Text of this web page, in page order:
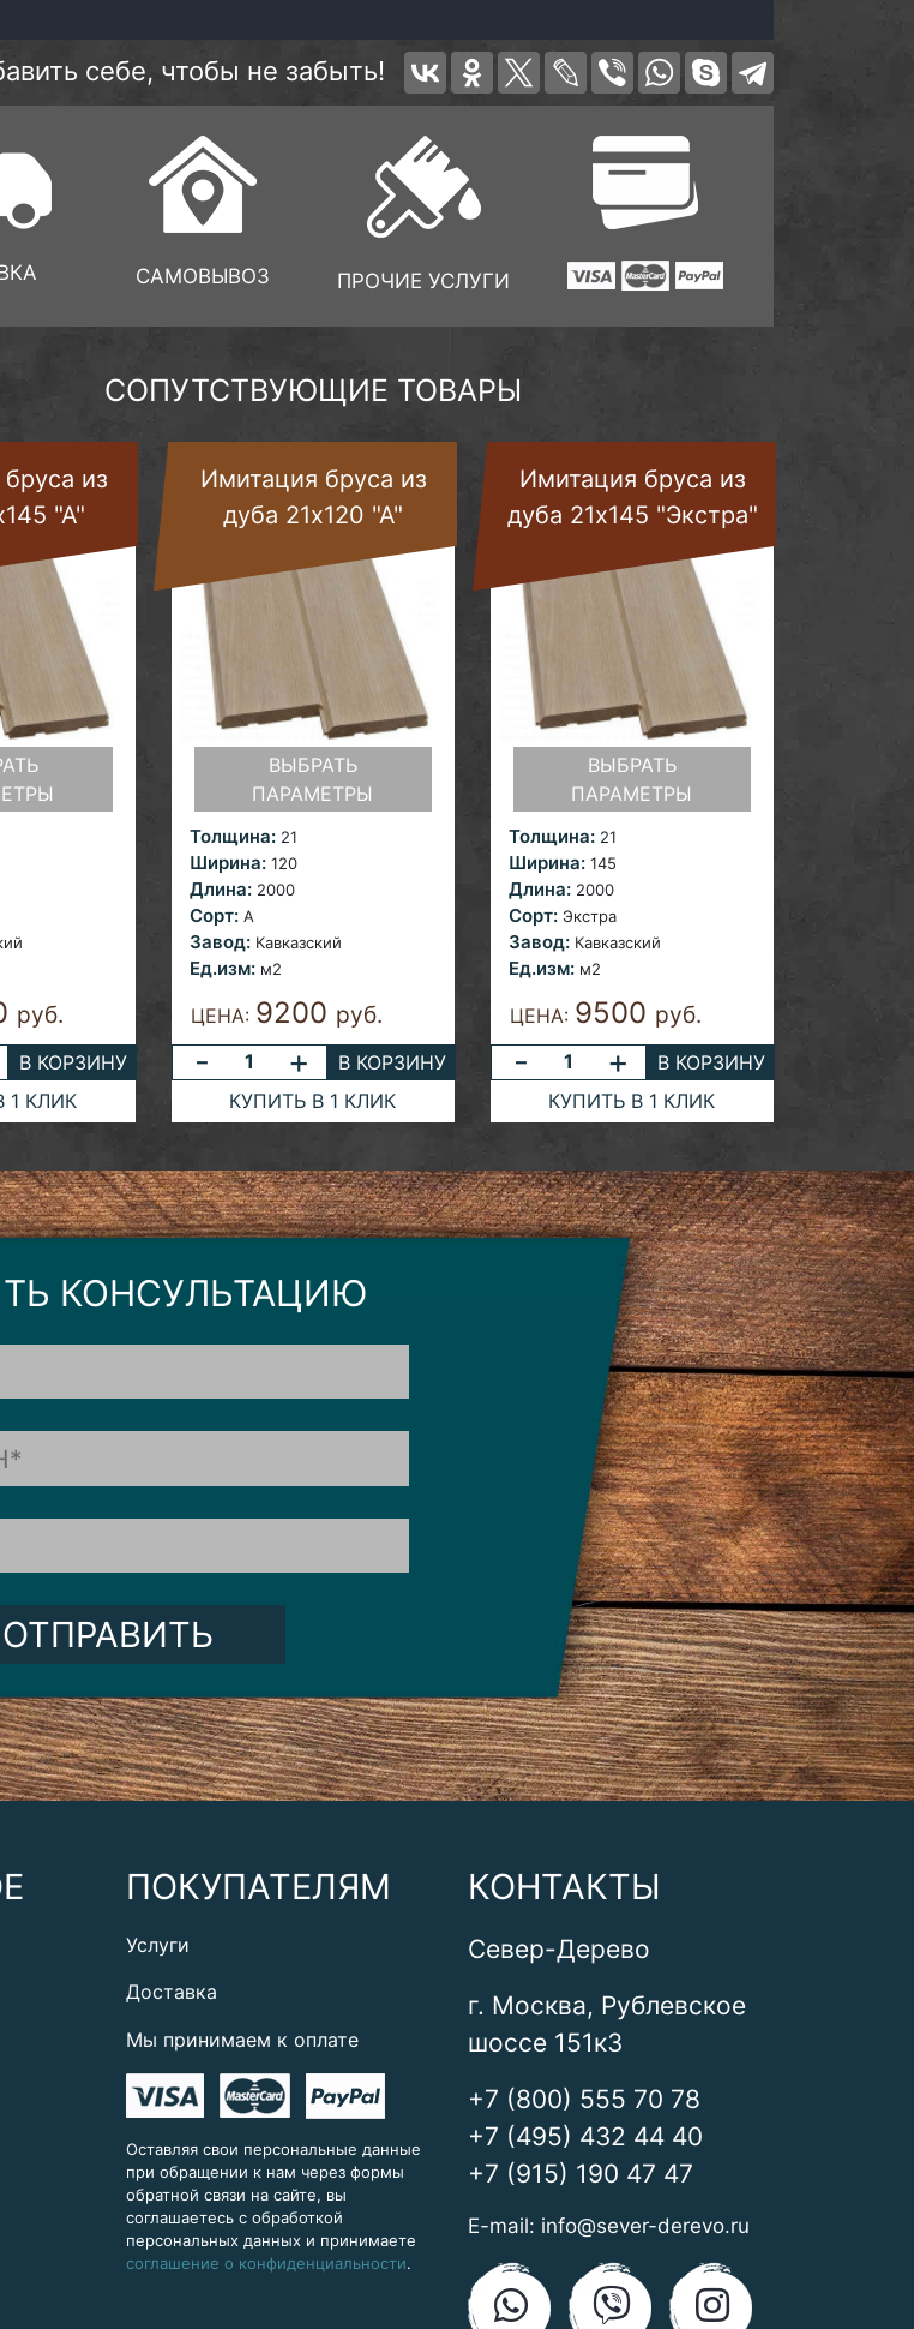
себе, чтобы не забыть!
САМОВЫВОЗ ПРОЧИЕ УСЛУГИ
СОПУТСТВУЮЩИЕ ТОВАРЫ
из
"А"
руб.
В КОРЗИНУ
1 КЛИК
Имитация бруса из
дуба 21х120 "А"
ВЫБРАТЬ
ПАРАМЕТРЫ
Толщина: 21
Ширина: 120
Длина: 2000
Сорт: A
Завод: Кавказский
Ед.изм: м2
ЦЕНА: 9200 руб.
- +
В КОРЗИНУ
КУПИТЬ В 1 КЛИК
Имитация бруса из
дуба 21х145 "Экстра"
ВЫБРАТЬ
ПАРАМЕТРЫ
Толщина: 21
Ширина: 145
Длина: 2000
Сорт: Экстра
Завод: Кавказский
Ед.изм: м2
ЦЕНА: 9500 руб.
- +
В КОРЗИНУ
КУПИТЬ В 1 КЛИК
КОНСУЛЬТАЦИЮ
ОТПРАВИТЬ
ПОКУПАТЕЛЯМ
Услуги
Доставка
Мы принимаем к оплате
Оставляя свои персональные данные
при обращении к нам через формы
обратной связи на сайте, вы
соглашаетесь с обработкой
персональных данных и принимаете
соглашение о конфиденциальности.
КОНТАКТЫ
Север-Дерево
г. Москва, Рублевское
шоссе 151к3
+7 (800) 555 70 78
+7 (495) 432 44 40
+7 (915) 190 47 47
E-mail: info@sever-derevo.ru